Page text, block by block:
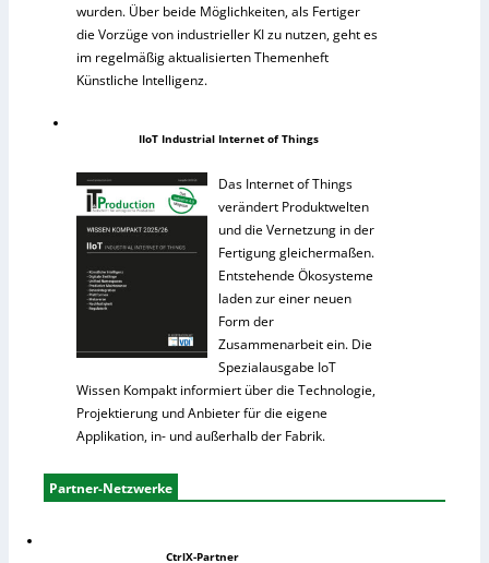
wurden. Über beide Möglichkeiten, als Fertiger
die Vorzüge von industrieller KI zu nutzen, geht es
im regelmäßig aktualisierten Themenheft
Künstliche Intelligenz.
IIoT Industrial Internet of Things
Das Internet of Things
verändert Produktwelten
und die Vernetzung in der
Fertigung gleichermaßen.
Entstehende Ökosysteme
laden zur einer neuen
Form der
Zusammenarbeit ein. Die
Spezialausgabe IoT
Wissen Kompakt informiert über die Technologie,
Projektierung und Anbieter für die eigene
Applikation, in- und außerhalb der Fabrik.
Partner-Netzwerke
CtrlX-Partner